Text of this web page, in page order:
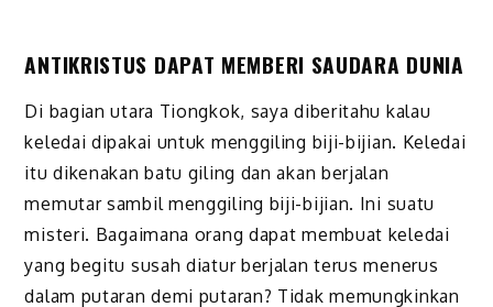
ANTIKRISTUS DAPAT MEMBERI SAUDARA DUNIA
Di bagian utara Tiongkok, saya diberitahu kalau
keledai dipakai untuk menggiling biji-bijian. Keledai
itu dikenakan batu giling dan akan berjalan
memutar sambil menggiling biji-bijian. Ini suatu
misteri. Bagaimana orang dapat membuat keledai
yang begitu susah diatur berjalan terus menerus
dalam putaran demi putaran? Tidak memungkinkan